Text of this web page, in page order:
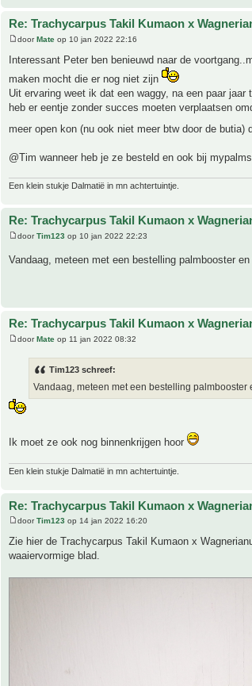
Re: Trachycarpus Takil Kumaon x
doorMate op 10 jan 2022 22:16
Interessant Peter ben benieuwd naar de
maken mocht die er nog niet zijn
Uit ervaring weet ik dat een waggy, na een paar
heb er eentje zonder succes moeten verplaatsen
meer open kon (nu ook niet meer btw door de butia)
@Tim wanneer heb je ze besteld en ook bij
Een klein stukje Dalmatië in mn achtertuintje.
Re: Trachycarpus Takil Kumaon x
doorTim123 op 10 jan 2022 22:23
Vandaag, meteen met een bestelling palmbooster
Re: Trachycarpus Takil Kumaon x
doorMate op 11 jan 2022 08:32
Tim123 schreef:
Vandaag, meteen met een bestelling palmbooster
Ik moet ze ook nog binnenkrijgen hoor
Een klein stukje Dalmatië in mn achtertuintje.
Re: Trachycarpus Takil Kumaon x
doorTim123 op 14 jan 2022 16:20
Zie hier de Trachycarpus Takil Kumaon x
waaiervormige blad.